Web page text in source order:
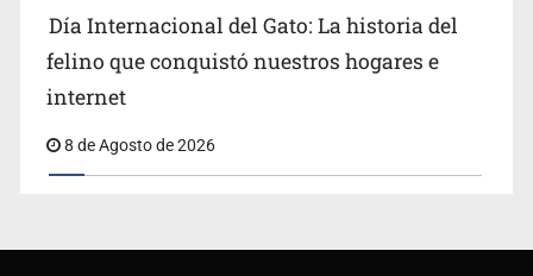
Día Internacional del Gato: La historia del
felino que conquistó nuestros hogares e
internet
8 de Agosto de 2026